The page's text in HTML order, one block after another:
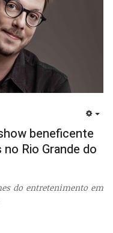
beneficente
Rio Grande do
do entretenimento em